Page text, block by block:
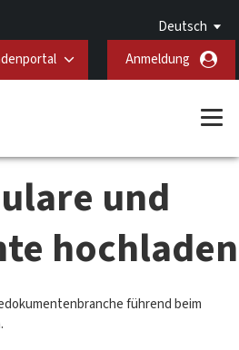
Deutsch
Anmeldung
und
hochladen
führend beim